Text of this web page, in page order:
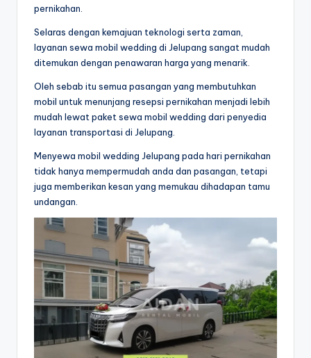
pernikahan.
Selaras dengan kemajuan teknologi serta zaman,
layanan sewa mobil wedding di Jelupang sangat mudah
ditemukan dengan penawaran harga yang menarik.
Oleh sebab itu semua pasangan yang membutuhkan
mobil untuk menunjang resepsi pernikahan menjadi lebih
mudah lewat paket sewa mobil wedding dari penyedia
layanan transportasi di Jelupang.
Menyewa mobil wedding Jelupang pada hari pernikahan
tidak hanya mempermudah anda dan pasangan, tetapi
juga memberikan kesan yang memukau dihadapan tamu
undangan.